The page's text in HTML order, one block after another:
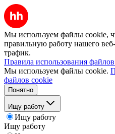
Мы используем файлы cookie,
правильную работу нашего
трафик.
Правила использования
Мы используем файлы cookie.
файлов cookie
Понятно
Ищу работу
Ищу работу
Ищу работу